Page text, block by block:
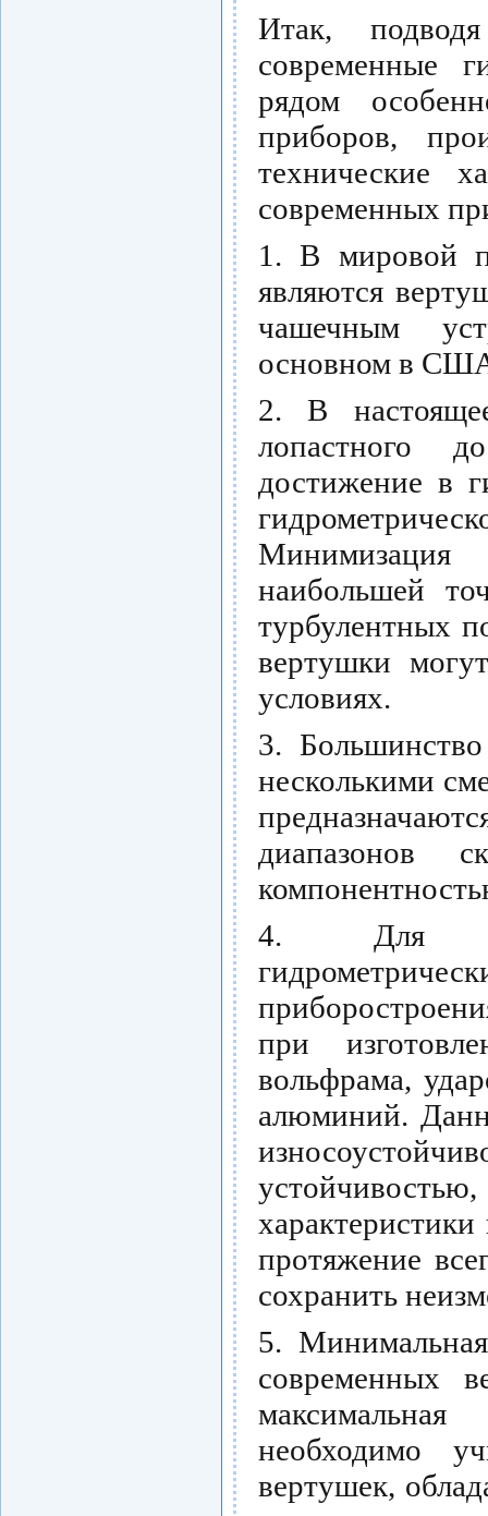
Итак,
современные
рядом
приборов,
технические
современных
1. В мировой
являются
чашечным
основном в
2. В
лопастного
достижение в
наибольшей
турбулентных
вертушки
условиях.
3.
несколькими
диапазонов
4. Для
при
вольфрама,
алюминий.
протяжение
сохранить
5. Минимальная
современных
необходимо
вертушек,